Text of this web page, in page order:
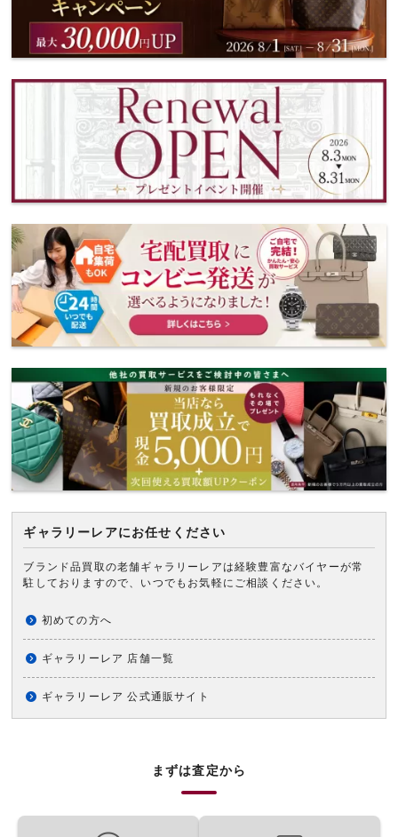
ギャラリーレアにお任せください
ブランド品買取の老舗ギャラリーレアは経験豊富なバイヤーが常
駐しておりますので、いつでもお気軽にご相談ください。
初めての方へ
ギャラリーレア 店舗一覧
ギャラリーレア 公式通販サイト
まずは査定から